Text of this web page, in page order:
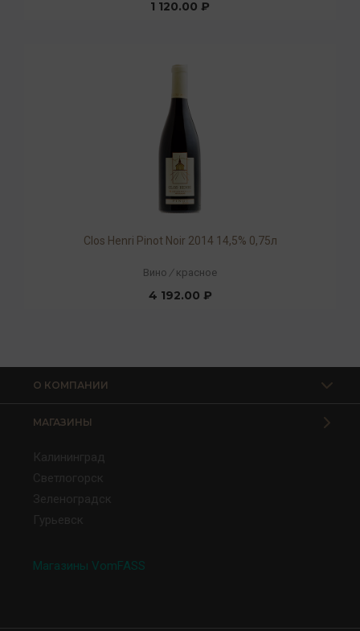
1 120.00 ₽
Clos Henri Pinot Noir 2014 14,5% 0,75л
Вино / красное
4 192.00 ₽
О КОМПАНИИ
МАГАЗИНЫ
Калининград
Светлогорск
Зеленоградск
Гурьевск
Магазины VomFASS